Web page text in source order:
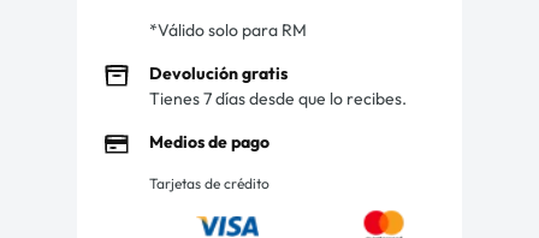
*Válido solo para RM
Devolución gratis
Tienes 7 días desde que lo recibes.
Medios de pago
Tarjetas de crédito